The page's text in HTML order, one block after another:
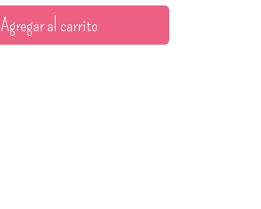
Agregar al carrito